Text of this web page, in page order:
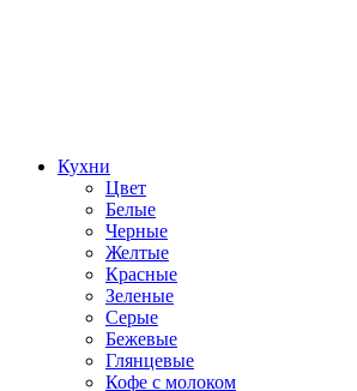
Кухни
Цвет
Белые
Черные
Желтые
Красные
Зеленые
Серые
Бежевые
Глянцевые
Кофе с молоком